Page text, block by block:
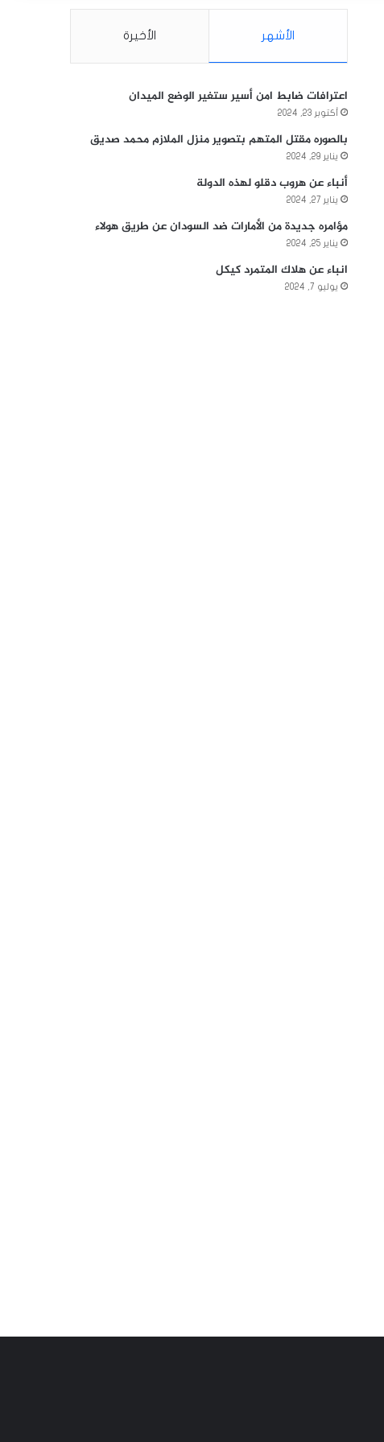
الأشهر الأخيرة
اعترافات ضابط امن أسير ستغير الوضع الميدان
أكتوبر 23, 2024
بالصوره مقتل المتهم بتصوير منزل الملازم محمد صديق
يناير 29, 2024
أنباء عن هروب دقلو لهذه الدولة
يناير 27, 2024
مؤامره جديدة من الأمارات ضد السودان عن طريق هولاء
يناير 25, 2024
انباء عن هلاك المتمرد كيكل
يوليو 7, 2024